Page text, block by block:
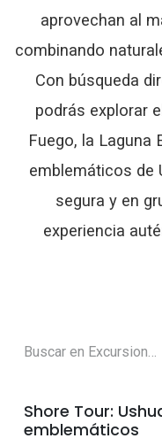
aprovechan al
combinando
Con búsqueda
podrás explorar
Fuego, la Laguna
emblemáticos de
segura y en
experiencia
Shore Tour:
emblemáticos